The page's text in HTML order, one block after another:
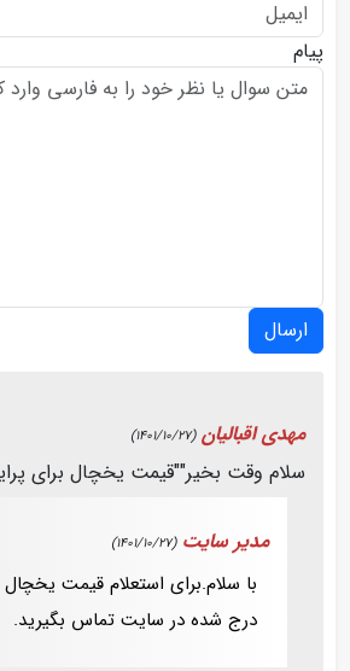
پیام
ارسال
مهدی اقبالیان (1401/10/27)
سلام وقت بخیر""قیمت یخچال برای
مدیر سایت (1401/10/27)
با سلام.برای استعلام قیمت یخچال
درج شده در سایت تماس بگیرید.